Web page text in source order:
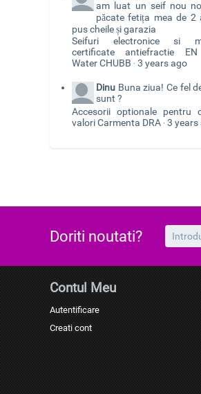
am luat un seif nou
păcate fetița mea de 2
pus cheile și garazia
Seifuri electronice si
certificate antiefractie
Water CHUBB · 3 years ago
Dinu Buna ziua! Ce fel
sunt ?
Accesorii optionale pentru
valori Carmenta DRA · 3 years
Doriti noutati?
Contul Meu
Autentificare
Creati cont